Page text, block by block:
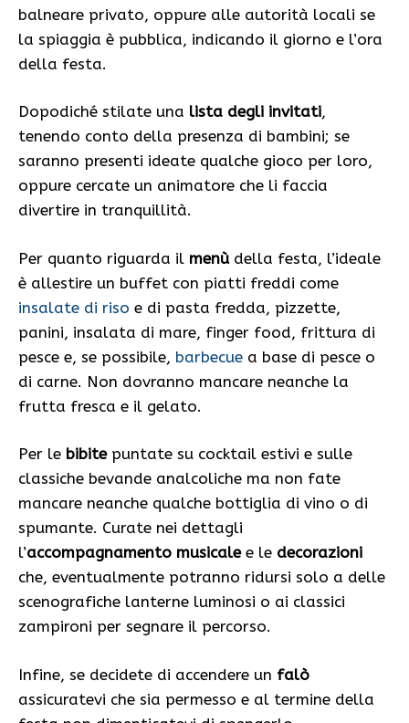
balneare privato, oppure alle autorità locali se
la spiaggia è pubblica, indicando il giorno e l’ora
della festa.
Dopodiché stilate una lista degli invitati,
tenendo conto della presenza di bambini; se
saranno presenti ideate qualche gioco per loro,
oppure cercate un animatore che li faccia
divertire in tranquillità.
Per quanto riguarda il menùdella festa, l’ideale
è allestire un buffet con piatti freddi come
insalate di riso e di pasta fredda, pizzette,
panini, insalata di mare, finger food, frittura di
pesce e, se possibile, barbecue a base di pesce o
di carne. Non dovranno mancare neanche la
frutta fresca e il gelato.
Per le bibitepuntate su cocktail estivi e sulle
classiche bevande analcoliche ma non fate
mancare neanche qualche bottiglia di vino o di
spumante. Curate nei dettagli
l’accompagnamento musicalee le decorazioni
che, eventualmente potranno ridursi solo a delle
scenografiche lanterne luminosi o ai classici
zampironi per segnare il percorso.
Infine, se decidete di accendere un falò
assicuratevi che sia permesso e al termine della